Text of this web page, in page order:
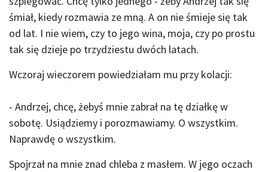
śmiał, kiedy rozmawia ze mną. A on nie śmieje się tak
od lat. I nie wiem, czy to jego wina, moja, czy po prostu
tak się dzieje po trzydziestu dwóch latach.
Wczoraj wieczorem powiedziałam mu przy kolacji:
- Andrzej, chcę, żebyś mnie zabrał na tę działkę w
sobotę. Usiądziemy i porozmawiamy. O wszystkim.
Naprawdę o wszystkim.
Spojrzał na mnie znad chleba z masłem. W jego oczach